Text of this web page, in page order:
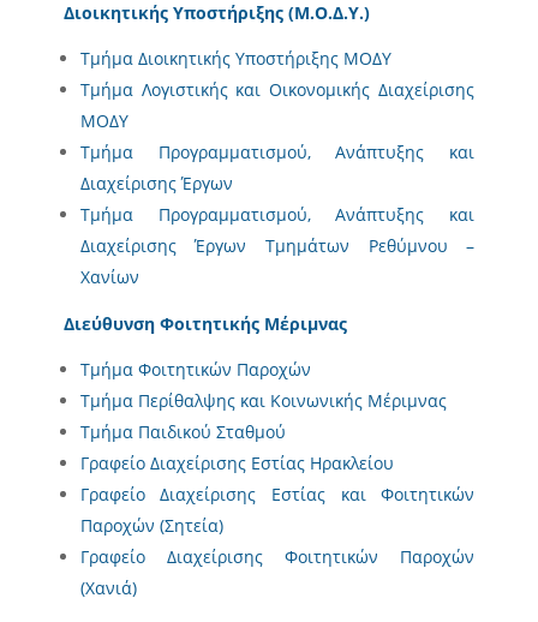
Διοικητικής Υποστήριξης (Μ.Ο.Δ.Υ.)
Τμήμα Διοικητικής Υποστήριξης ΜΟΔΥ
Τμήμα Λογιστικής και Οικονομικής Διαχείρισης
ΜΟΔΥ
Τμήμα Προγραμματισμού, Ανάπτυξης και
Διαχείρισης Έργων
Τμήμα Προγραμματισμού, Ανάπτυξης και
Διαχείρισης Έργων Τμημάτων Ρεθύμνου –
Χανίων
Διεύθυνση Φοιτητικής Μέριμνας
Τμήμα Φοιτητικών Παροχών
Τμήμα Περίθαλψης και Κοινωνικής Μέριμνας
Τμήμα Παιδικού Σταθμού
Γραφείο Διαχείρισης Εστίας Ηρακλείου
Γραφείο Διαχείρισης Εστίας και Φοιτητικών
Παροχών (Σητεία)
Γραφείο Διαχείρισης Φοιτητικών Παροχών
(Χανιά)